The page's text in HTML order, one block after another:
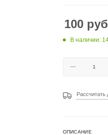
100
В наличии:
Рассчитать
ОПИСАНИЕ